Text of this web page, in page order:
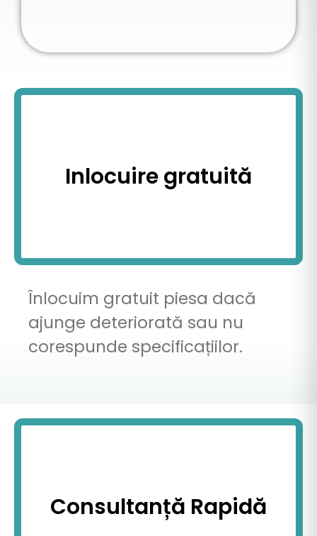
Inlocuire gratuită
Înlocuim gratuit piesa dacă
ajunge deteriorată sau nu
corespunde specificațiilor.
Consultanță Rapidă